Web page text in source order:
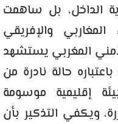
الداخل، بل ساهمت
والإفريقي
المغربي يستشهد
حالة نادرة من
إقليمية موسومة
ويكفي التذكير بأن